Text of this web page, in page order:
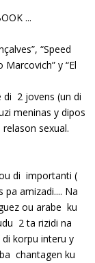
...
“Speed
Marcovich” y “El
di 2 jovens (un di
meninas y dipos
sexual.
di importanti (
amizadi.... Na
ou arabe ku
2 ta rizidi na
korpu interu y
chantagen ku